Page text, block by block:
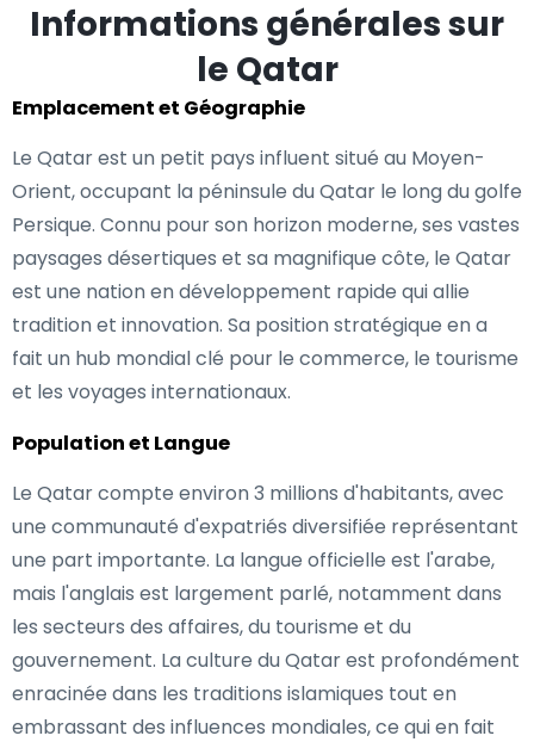
Informations générales sur
le Qatar
Emplacement et Géographie
Le Qatar est un petit pays influent situé au Moyen-
Orient, occupant la péninsule du Qatar le long du golfe
Persique. Connu pour son horizon moderne, ses vastes
paysages désertiques et sa magnifique côte, le Qatar
est une nation en développement rapide qui allie
tradition et innovation. Sa position stratégique en a
fait un hub mondial clé pour le commerce, le tourisme
et les voyages internationaux.
Population et Langue
Le Qatar compte environ 3 millions d'habitants, avec
une communauté d'expatriés diversifiée représentant
une part importante. La langue officielle est l'arabe,
mais l'anglais est largement parlé, notamment dans
les secteurs des affaires, du tourisme et du
gouvernement. La culture du Qatar est profondément
enracinée dans les traditions islamiques tout en
embrassant des influences mondiales, ce qui en fait